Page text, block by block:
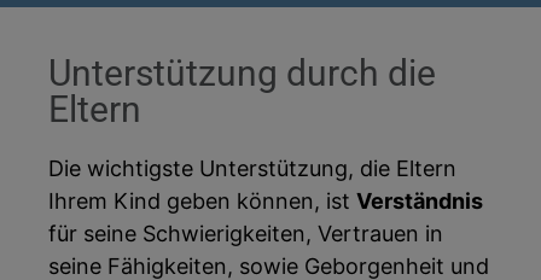
Unterstützung durch die
Eltern
Die wichtigste Unterstützung, die Eltern
Ihrem Kind geben können, ist Verständnis
für seine Schwierigkeiten, Vertrauen in
seine Fähigkeiten, sowie Geborgenheit und